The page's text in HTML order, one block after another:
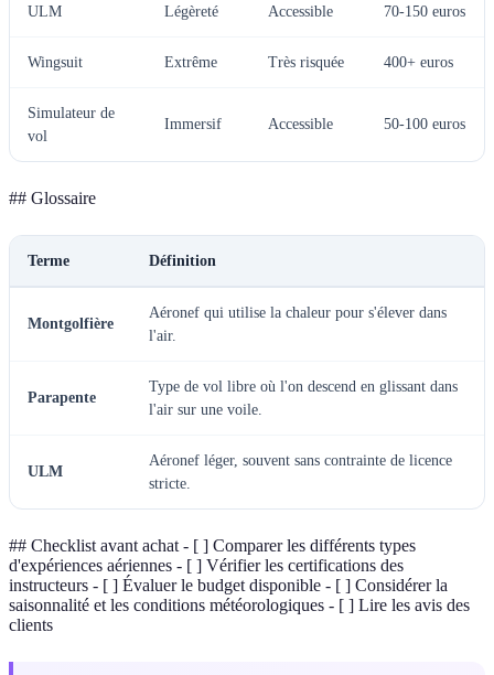
ULM Légèreté Accessible 70-150 euros
Wingsuit Extrême Très risquée 400+ euros
Simulateur de
vol
Immersif Accessible 50-100 euros
## Glossaire
Terme Définition
Montgolfière
Aéronef qui utilise la chaleur pour s'élever dans
l'air.
Parapente
Type de vol libre où l'on descend en glissant dans
l'air sur une voile.
ULM
Aéronef léger, souvent sans contrainte de licence
stricte.
## Checklist avant achat - [ ] Comparer les différents types
d'expériences aériennes - [ ] Vérifier les certifications des
instructeurs - [ ] Évaluer le budget disponible - [ ] Considérer la
saisonnalité et les conditions météorologiques - [ ] Lire les avis des
clients